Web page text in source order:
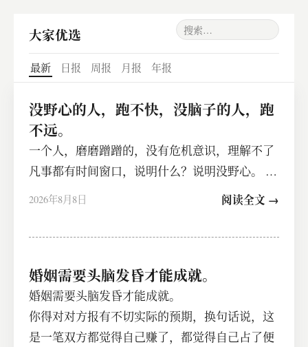
大家优选
最新 日报 周报 月报 年报
没野心的人，跑不快，没脑子的人，跑
不远。
一个人，磨磨蹭蹭的，没有危机意识，理解不了
凡事都有时间窗口，说明什么？说明没野心。 一
个人，总想着占便宜，总想着拿50…
2026年8月8日 阅读全文 →
婚姻需要头脑发昏才能成就。
婚姻需要头脑发昏才能成就。
你得对对方报有不切实际的预期，换句话说，这
是一笔双方都觉得自己赚了，都觉得自己占了便